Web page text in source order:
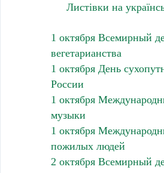
Листівки на
1 октября Всемирный
вегетарианства
1 октября День
России
1 октября
музыки
1 октября
пожилых людей
2 октября Всемирный